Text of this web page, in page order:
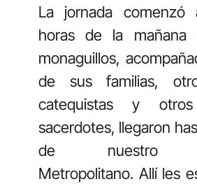
La jornada comenzó
horas de la mañana
monaguillos,
de sus familias,
catequistas y
sacerdotes, llegaron
de nuestro
Metropolitano. Allí les